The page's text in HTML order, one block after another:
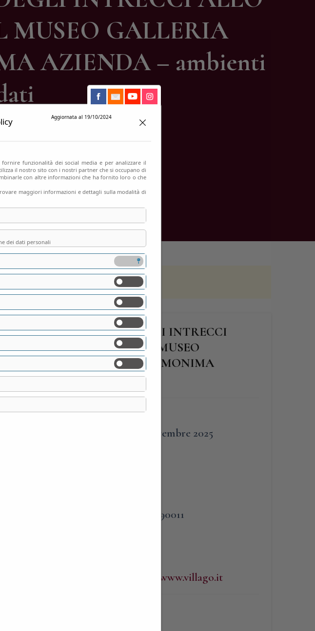
MUSEO GALLERIA
AZIENDA – ambienti
STORIA E IL DESIGN DEGLI INTRECCI
SPAZIO BONACINA, IL MUSEO
GIARDINO DELL’OMONIMA
– ambienti riscaldati
22 Novembre 2025
338 3090011
http://www.villago.it
Aggiornata al 19/10/2024
funzionalità dei social media e per analizzare il
il nostro sito con i nostri partner che si occupano di
con altre informazioni che ha fornito loro o che
maggiori informazioni e dettagli sulla modalità di
dei dati personali